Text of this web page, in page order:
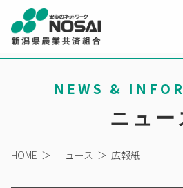
NEWS &
ニュー
HOME ＞ ニュース ＞ 広報紙